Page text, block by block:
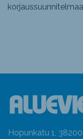
Hopunkatu 1,